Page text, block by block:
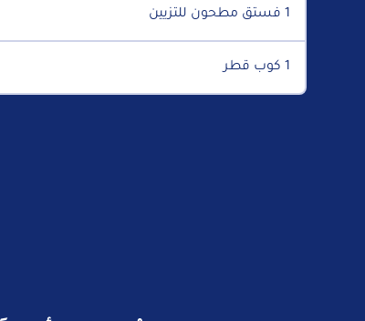
1 فستق مطحون للتزيين
1 كوب قطر